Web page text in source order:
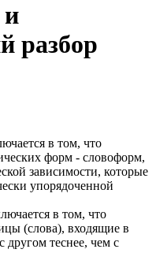
и
разбор
в том, что
форм - словоформ,
зависимости, которые
упорядоченной
в том, что
(слова), входящие в
другом теснее, чем с